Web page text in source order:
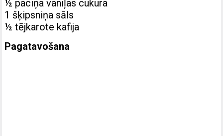
½ paciņa vaniļas cukura
1 šķipsniņa sāls
½ tējkarote kafija
Pagatavošana